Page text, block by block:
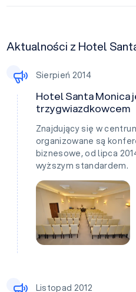
Aktualności z Hotel
Sierpień 2014
Hotel Santa Monica
trzygwiazdkowcem
Znajdujący się w
organizowane są
biznesowe, od lipca
wyższym standardem.
Listopad 2012